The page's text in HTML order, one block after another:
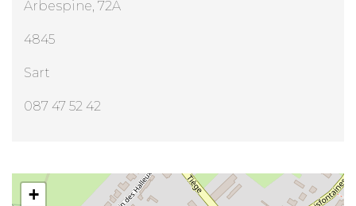
Arbespine, 72A
4845
Sart
087 47 52 42
Mr Thierry Goblet
+